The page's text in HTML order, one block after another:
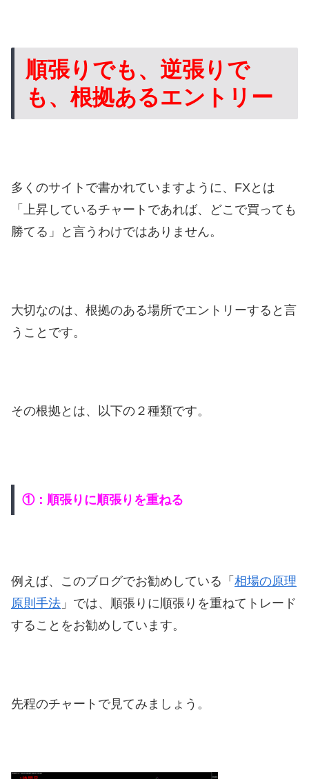
順張りでも、逆張りで
も、根拠あるエントリー
多くのサイトで書かれていますように、FXとは
「上昇しているチャートであれば、どこで買っても
勝てる」と言うわけではありません。
大切なのは、根拠のある場所でエントリーすると言
うことです。
その根拠とは、以下の２種類です。
①：順張りに順張りを重ねる
例えば、このブログでお勧めしている「 相場の原理
原則手法 」では、順張りに順張りを重ねてトレード
することをお勧めしています。
先程のチャートで見てみましょう。